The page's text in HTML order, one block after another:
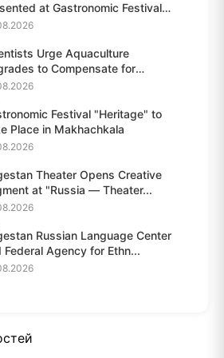
at Gastronomic Festival
Urge Aquaculture
to Compensate for
Festival "Heritage" to
Place in Makhachkala
Theater Opens Creative
at "Russia — Theater...
Russian Language Center
Federal Agency for Ethn...